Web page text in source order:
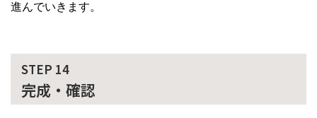
進んでいきます。
STEP 14
完成・確認